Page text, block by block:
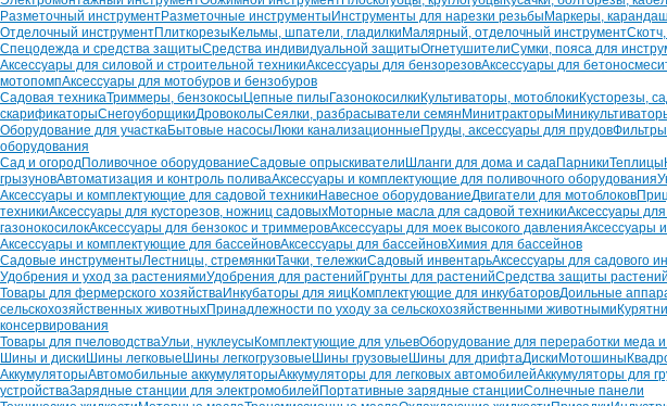
Разметочный инструментРазметочные инструменты Инструменты для нарезки резьбы Маркеры,
Отделочный инструментПлиткорезы Кельмы, шпатели, гладилки Малярный, отделочный инструмент
Спецодежда и средства защитыСредства индивидуальной защитыОгнетушителиСумки, пояса для
Аксессуары для силовой и строительной техникиАксессуары для бензорезовАксессуары для
мотопомпАксессуары для мотобуров и бензобуров
Садовая техникаТриммеры, бензокосы Цепные пилы Газонокосилки Культиваторы, мотоблоки Кусторезы,
скарификаторыСнегоуборщикиДровоколыСеялки, разбрасыватели семян Минитракторы
Оборудование для участкаБытовые насосыЛюки канализационные Пруды, аксессуары для прудов
оборудования
Сад и огородПоливочное оборудованиеСадовые опрыскиватели Шланги для дома и садаПарникиТеплицы
грызуновАвтоматизация и контроль поливаАксессуары и комплектующие для поливочного оборудования
Аксессуары и комплектующие для садовой техники Навесное оборудованиеДвигатели для мотоблоков
техникиАксессуары для кусторезов, ножниц садовыхМоторные масла для садовой техникиАксессуары
газонокосилокАксессуары для бензокос и триммеровАксессуары для моек высокого давленияАксессуары
Аксессуары и комплектующие для бассейновАксессуары для бассейновХимия для бассейнов
Садовые инструментыЛестницы, стремянкиТачки, тележкиСадовый инвентарьАксессуары для садового
Удобрения и уход за растениямиУдобрения для растений Грунты для растенийСредства защиты растений
Товары для фермерского хозяйстваИнкубаторы для яицКомплектующие для инкубаторовДоильные
сельскохозяйственных животныхПринадлежности по уходу за сельскохозяйственными животными
консервирования
Товары для пчеловодстваУльи, нуклеусы Комплектующие для ульевОборудование для переработки меда и
Шины и диски Шины легковые Шины легкогрузовые Шины грузовые Шины для дрифтаДиски Мотошины
АккумуляторыАвтомобильные аккумуляторыАккумуляторы для легковых автомобилейАккумуляторы для
устройстваЗарядные станции для электромобилей Портативные зарядные станцииСолнечные панели